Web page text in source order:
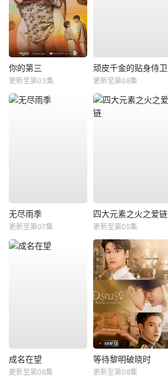
你的第三
更新至第03集
顽皮千金的贴身侍卫
更新至第08集
无尽雨季
更新至第07集
四大元素之火之爱链
更新至第05集
成名在望
更新至第06集
等待黎明破晓时
更新至第08集